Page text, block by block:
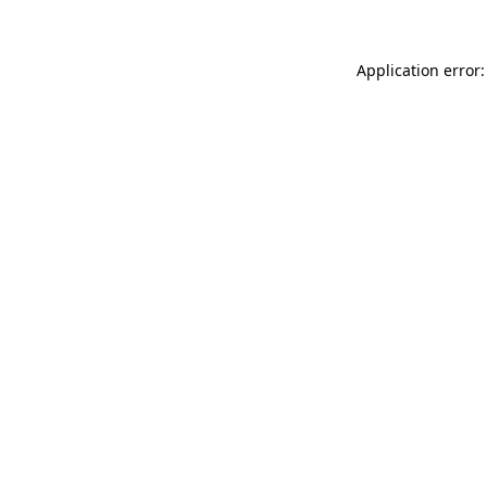
Application